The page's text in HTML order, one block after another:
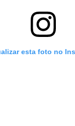
esta foto no